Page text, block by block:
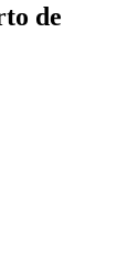
de